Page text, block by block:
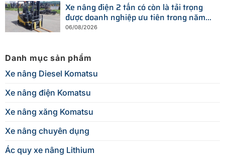
Xe nâng điện 2 tấn có còn là tải trọng
được doanh nghiệp ưu tiên trong năm
2026?
06/08/2026
Danh mục sản phẩm
Xe nâng Diesel Komatsu
Xe nâng điện Komatsu
Xe nâng xăng Komatsu
Xe nâng chuyên dụng
Ác quy xe nâng Lithium